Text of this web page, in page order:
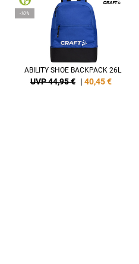
-10%
ABILITY SHOE BACKPACK 26L
UVP 44,95 € | 40,45€